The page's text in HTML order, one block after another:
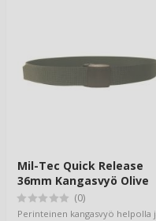
Mil-Tec Quick Release
36mm Kangasvyö Olive
(0)
Perinteinen kangasvyö helpolla